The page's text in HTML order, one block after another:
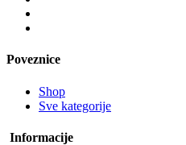
Poveznice
Shop
Sve kategorije
Informacije